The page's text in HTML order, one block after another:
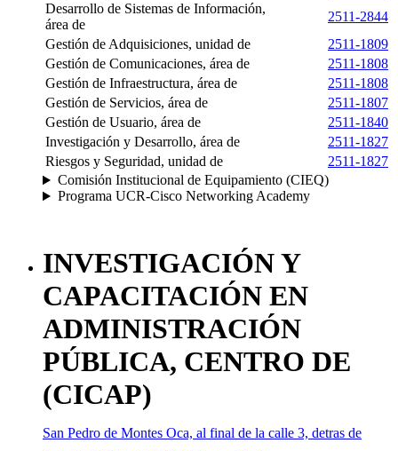
Desarrollo de Sistemas de Información,
área de
2511-2844
Gestión de Adquisiciones, unidad de
2511-1809
Gestión de Comunicaciones, área de
2511-1808
Gestión de Infraestructura, área de
2511-1808
Gestión de Servicios, área de
2511-1807
Gestión de Usuario, área de
2511-1840
Investigación y Desarrollo, área de
2511-1827
Riesgos y Seguridad, unidad de
2511-1827
Comisión Institucional de Equipamiento (CIEQ)
Programa UCR-Cisco Networking Academy
INVESTIGACIÓN Y
CAPACITACIÓN EN
ADMINISTRACIÓN
PÚBLICA, CENTRO DE
(CICAP)
San Pedro de Montes Oca, al final de la calle 3, detras de